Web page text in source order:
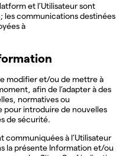
et l’Utilisateur sont
les communications destinées
à
modifier et/ou de mettre à
afin de l’adapter à des
normatives ou
pour introduire de nouvelles
de sécurité.
communiquées à l’Utilisateur
la présente Information et/ou